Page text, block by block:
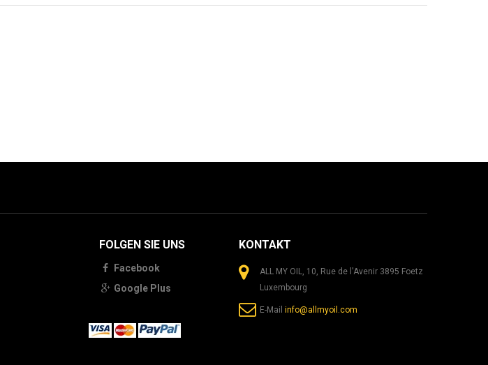
FOLGEN SIE UNS
Facebook
Google Plus
KONTAKT
ALL MY OIL, 10, Rue de l'Avenir 3895 Foetz
Luxembourg
E-Mail info@allmyoil.com